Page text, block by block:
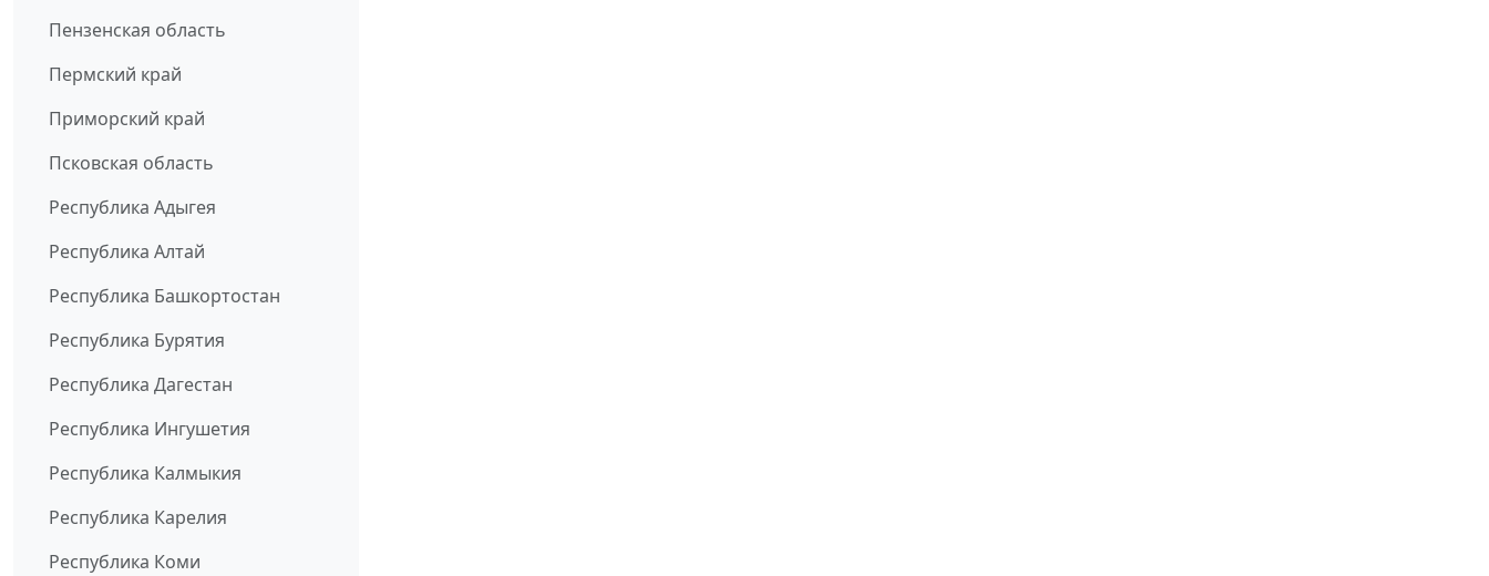
Пензенская область
Пермский край
Приморский край
Псковская область
Республика Адыгея
Республика Алтай
Республика Башкортостан
Республика Бурятия
Республика Дагестан
Республика Ингушетия
Республика Калмыкия
Республика Карелия
Республика Коми